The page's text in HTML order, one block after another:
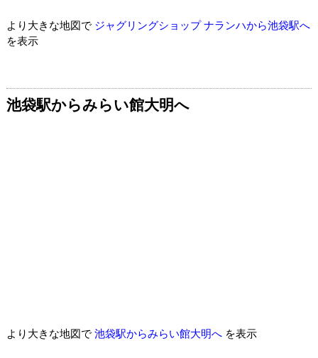
より大きな地図で ジャグリングショップ ナランハから池袋駅へ
を表示
池袋駅からみらい館大明へ
より大きな地図で池袋駅からみらい館大明へ を表示